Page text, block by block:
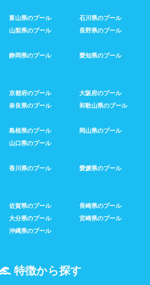
富山県のプール
石川県のプール
山梨県のプール
長野県のプール
静岡県のプール
愛知県のプール
京都府のプール
大阪府のプール
奈良県のプール
和歌山県のプール
島根県のプール
岡山県のプール
山口県のプール
香川県のプール
愛媛県のプール
佐賀県のプール
長崎県のプール
大分県のプール
宮崎県のプール
沖縄県のプール
特徴から探す
レベル別コース分け
フィン、パドルの使用OK
レンタル
水泳帽、ゴーグル